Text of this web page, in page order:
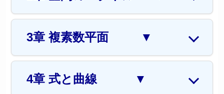
3章 複素数平面 ▼
4章 式と曲線 ▼